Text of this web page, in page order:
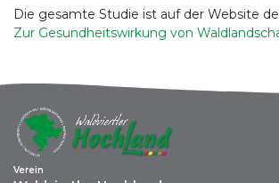
Die gesamte Studie ist auf der Website
Zur Gesundheitswirkung von
Verein